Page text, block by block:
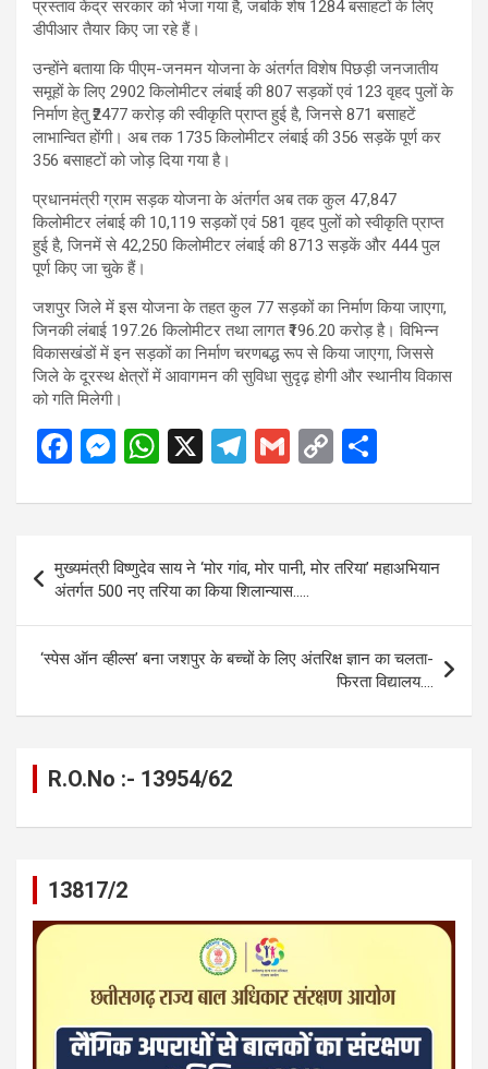
प्रस्ताव केंद्र सरकार को भेजा गया है, जबकि शेष 1284 बसाहटों के लिए
डीपीआर तैयार किए जा रहे हैं।
उन्होंने बताया कि पीएम-जनमन योजना के अंतर्गत विशेष पिछड़ी जनजातीय
समूहों के लिए 2902 किलोमीटर लंबाई की 807 सड़कों एवं 123 वृहद पुलों के
निर्माण हेतु ₹2477 करोड़ की स्वीकृति प्राप्त हुई है, जिनसे 871 बसाहटें
लाभान्वित होंगी। अब तक 1735 किलोमीटर लंबाई की 356 सड़कें पूर्ण कर
356 बसाहटों को जोड़ दिया गया है।
प्रधानमंत्री ग्राम सड़क योजना के अंतर्गत अब तक कुल 47,847
किलोमीटर लंबाई की 10,119 सड़कों एवं 581 वृहद पुलों को स्वीकृति प्राप्त
हुई है, जिनमें से 42,250 किलोमीटर लंबाई की 8713 सड़कें और 444 पुल
पूर्ण किए जा चुके हैं।
जशपुर जिले में इस योजना के तहत कुल 77 सड़कों का निर्माण किया जाएगा,
जिनकी लंबाई 197.26 किलोमीटर तथा लागत ₹196.20 करोड़ है। विभिन्न
विकासखंडों में इन सड़कों का निर्माण चरणबद्ध रूप से किया जाएगा, जिससे
जिले के दूरस्थ क्षेत्रों में आवागमन की सुविधा सुदृढ़ होगी और स्थानीय विकास
को गति मिलेगी।
F
ce
b
o
o
k
M
se
n
g
er
W
at
A
p
p
X
T
e
gr
a
m
G
ail
C
py
Li
n
k
ar
navigation
मुख्यमंत्री विष्णुदेव साय ने ‘मोर गांव, मोर पानी, मोर तरिया’ महाअभियान
अंतर्गत 500 नए तरिया का किया शिलान्यास…..
‘स्पेस ऑन व्हील्स’ बना जशपुर के बच्चों के लिए अंतरिक्ष ज्ञान का चलता-
फिरता विद्यालय….
R.O.No :- 13954/62
13817/2